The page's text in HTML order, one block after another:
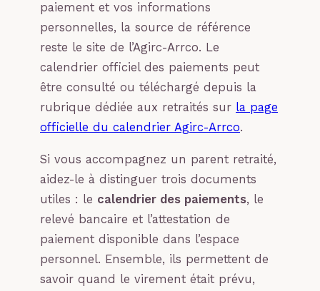
paiement et vos informations
personnelles, la source de référence
reste le site de l’Agirc-Arrco. Le
calendrier officiel des paiements peut
être consulté ou téléchargé depuis la
rubrique dédiée aux retraités sur la page
officielle du calendrier Agirc-Arrco.
Si vous accompagnez un parent retraité,
aidez-le à distinguer trois documents
utiles : le calendrier des paiements, le
relevé bancaire et l’attestation de
paiement disponible dans l’espace
personnel. Ensemble, ils permettent de
savoir quand le virement était prévu,